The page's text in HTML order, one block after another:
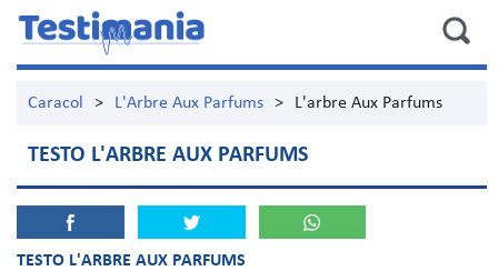
Caracol > L'Arbre Aux Parfums > L'arbre Aux Parfums
TESTO L'ARBRE AUX PARFUMS
TESTO L'ARBRE AUX PARFUMS